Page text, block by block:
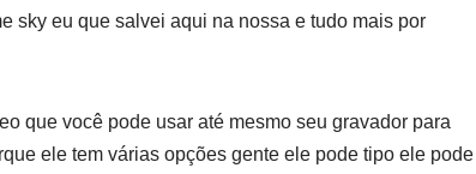
sky eu que salvei aqui na nossa e tudo mais por
que você pode usar até mesmo seu gravador para
ele tem várias opções gente ele pode tipo ele pode